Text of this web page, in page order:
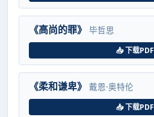
《高尚的罪》 毕哲思
📥 下载PDF
《柔和谦卑》 戴恩·奥特伦
📥 下载PDF